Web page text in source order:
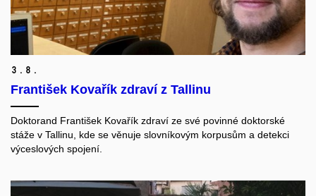
3. 8.
František Kovařík zdraví z Tallinu
Doktorand František Kovařík zdraví ze své povinné doktorské
stáže v Tallinu, kde se věnuje slovníkovým korpusům a detekci
výceslových spojení.